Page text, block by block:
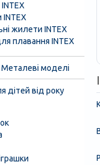
жилети INTEX
плавання INTEX
Металеві моделі
дітей від року